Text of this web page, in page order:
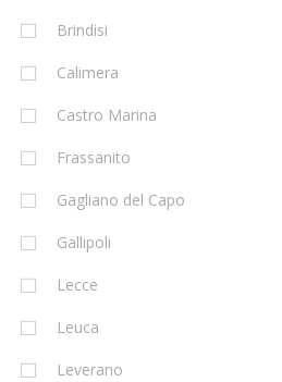
Brindisi
Calimera
Castro Marina
Frassanito
Gagliano del Capo
Gallipoli
Lecce
Leuca
Leverano